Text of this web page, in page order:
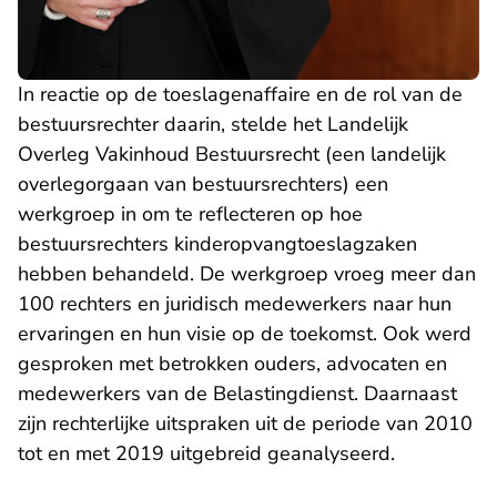
In reactie op de toeslagenaffaire en de rol van de
bestuursrechter daarin, stelde het Landelijk
Overleg Vakinhoud Bestuursrecht (een landelijk
overlegorgaan van bestuursrechters) een
werkgroep in om te reflecteren op hoe
bestuursrechters kinderopvangtoeslagzaken
hebben behandeld. De werkgroep vroeg meer dan
100 rechters en juridisch medewerkers naar hun
ervaringen en hun visie op de toekomst. Ook werd
gesproken met betrokken ouders, advocaten en
medewerkers van de Belastingdienst. Daarnaast
zijn rechterlijke uitspraken uit de periode van 2010
tot en met 2019 uitgebreid geanalyseerd.